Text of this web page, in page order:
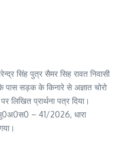
सिंह पुत्र सैमर सिह रावत निवासी
पास सड़क के किनारे से अज्ञात चोरो
लिखित प्रार्थना पत्र दिया।
मु0अ0स0 – 41/2026, धारा